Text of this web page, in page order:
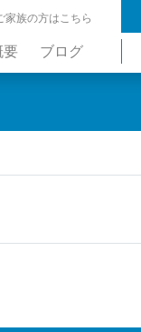
家族の方はこちら
要 ブログ